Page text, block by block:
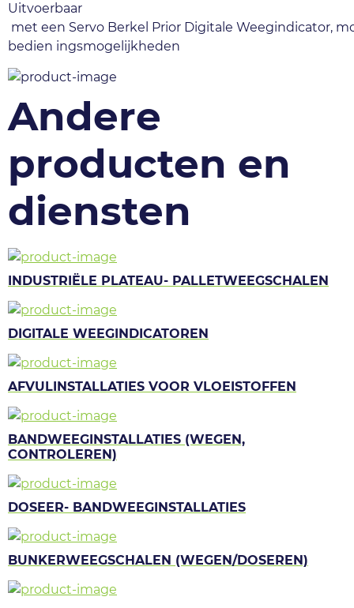
Uitvoerbaar
met een Servo Berkel Prior Digitale Weegindicator,
bedien ingsmogelijkheden
Andere
producten en
diensten
INDUSTRIËLE PLATEAU- PALLETWEEGSCHALEN
DIGITALE WEEGINDICATOREN
AFVULINSTALLATIES VOOR VLOEISTOFFEN
BANDWEEGINSTALLATIES (WEGEN,
CONTROLEREN)
DOSEER- BANDWEEGINSTALLATIES
BUNKERWEEGSCHALEN (WEGEN/DOSEREN)